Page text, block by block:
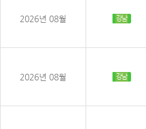
2026년 08월 강남
2026년 08월 강남